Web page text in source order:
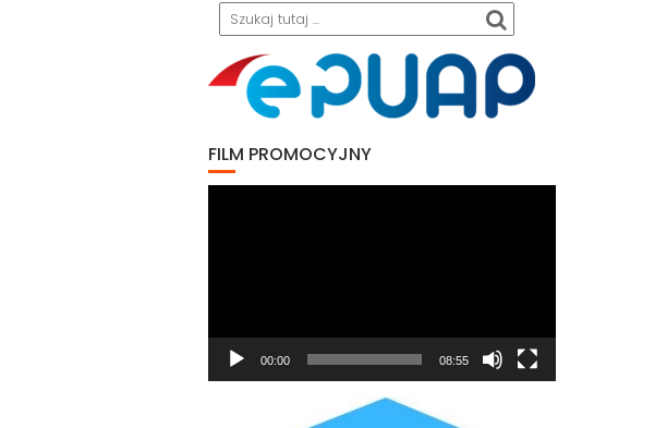
Search
FILM PROMOCYJNY
00:00 08:55